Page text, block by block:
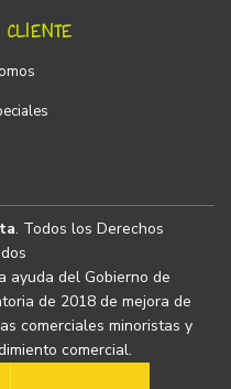
. Todos los Derechos
ayuda del Gobierno de
de 2018 de mejora de
comerciales minoristas y
comercial.